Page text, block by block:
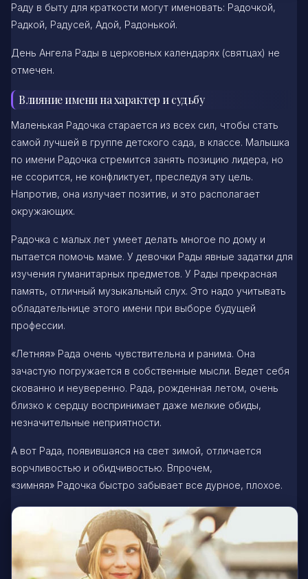
Раду в быту для краткости могут именовать: Радочкой,
Радкой, Радусей, Адой, Радонькой.
День Ангела Рады в церковных календарях (святцах) не
отмечен.
Влияние имени на характер и судьбу
Маленькая Радочка старается из всех сил, чтобы стать
самой лучшей в группе детского сада, в классе. Малышка
по имени Радочка стремится занять позицию лидера, но
не ссорится, не конфликтует, преследуя эту цель.
Напротив, она излучает позитив, и это располагает
окружающих.
Радочка с малых лет умеет делать многое по дому и
пытается помочь маме. У девочки Рады явные задатки для
изучения гуманитарных предметов. У Рады прекрасная
память, отличный музыкальный слух. Это надо учитывать
обладательнице этого имени при выборе будущей
профессии.
«Летняя» Рада очень чувствительна и ранима. Она
зачастую погружается в собственные мысли. Ведет себя
скованно и неуверенно. Рада, рожденная летом, очень
близко к сердцу воспринимает даже мелкие обиды,
незначительные неприятности.
А вот Рада, появившаяся на свет зимой, отличается
ворчливостью и обидчивостью. Впрочем,
«зимняя» Радочка быстро забывает все дурное, плохое.